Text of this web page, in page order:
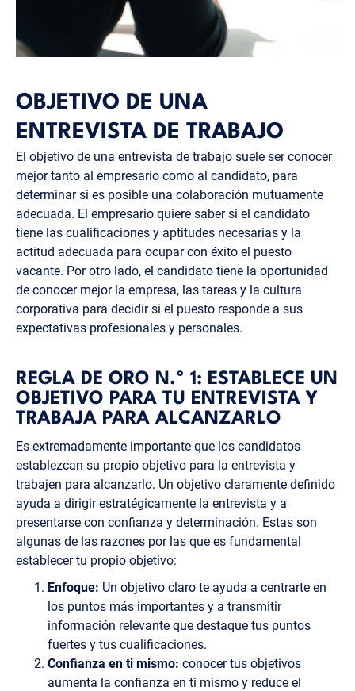
OBJETIVO DE UNA
ENTREVISTA DE TRABAJO
El objetivo de una entrevista de trabajo suele ser conocer
mejor tanto al empresario como al candidato, para
determinar si es posible una colaboración mutuamente
adecuada. El empresario quiere saber si el candidato
tiene las cualificaciones y aptitudes necesarias y la
actitud adecuada para ocupar con éxito el puesto
vacante. Por otro lado, el candidato tiene la oportunidad
de conocer mejor la empresa, las tareas y la cultura
corporativa para decidir si el puesto responde a sus
expectativas profesionales y personales.
REGLA DE ORO N.º 1: ESTABLECE UN
OBJETIVO PARA TU ENTREVISTA Y
TRABAJA PARA ALCANZARLO
Es extremadamente importante que los candidatos
establezcan su propio objetivo para la entrevista y
trabajen para alcanzarlo. Un objetivo claramente definido
ayuda a dirigir estratégicamente la entrevista y a
presentarse con confianza y determinación. Estas son
algunas de las razones por las que es fundamental
establecer tu propio objetivo:
Enfoque: Un objetivo claro te ayuda a centrarte en
los puntos más importantes y a transmitir
información relevante que destaque tus puntos
fuertes y tus cualificaciones.
Confianza en ti mismo: conocer tus objetivos
aumenta la confianza en ti mismo y reduce el